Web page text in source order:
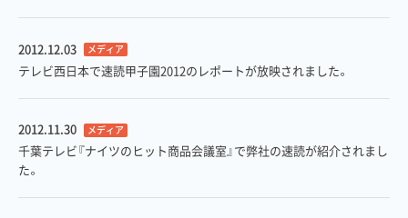
2012.12.03 メディア
テレビ西日本で速読甲子園2012のレポートが放映されました。
2012.11.30 メディア
千葉テレビ『ナイツのヒット商品会議室』で弊社の速読が紹介されまし
た。